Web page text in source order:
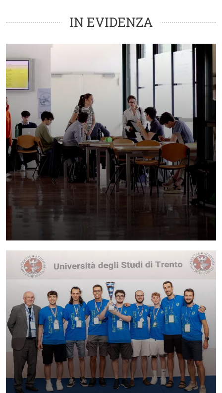
IN EVIDENZA
2026/27
Le iscrizioni sono aperte